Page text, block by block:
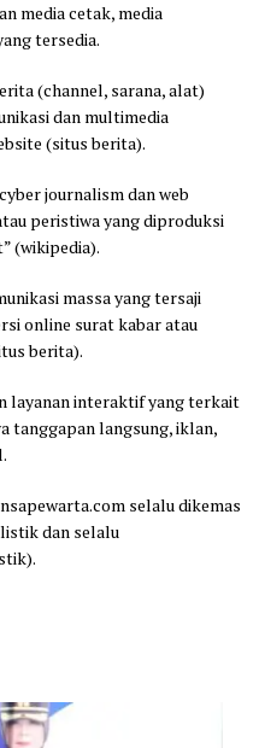
media cetak, media
tersedia.
(channel, sarana, alat)
dan multimedia
(situs berita).
journalism dan web
peristiwa yang diproduksi
(wikipedia).
massa yang tersaji
online surat kabar atau
berita).
layanan interaktif yang terkait
tanggapan langsung, iklan,
selalu dikemas
dan selalu